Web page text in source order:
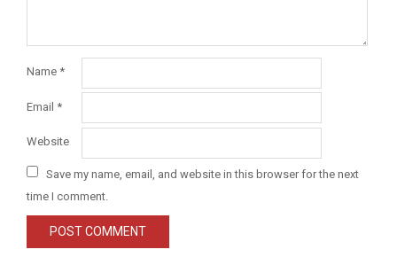
Name *
Email *
Website
Save my name, email, and website in this browser for the next
time I comment.